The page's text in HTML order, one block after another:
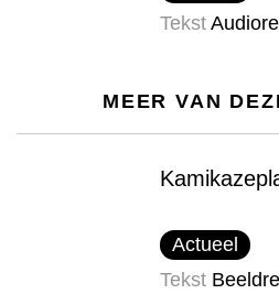
Tekst
MEER VAN
Actueel
Tekst